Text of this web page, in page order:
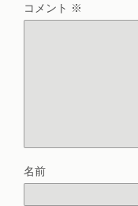
コメント ※
名前